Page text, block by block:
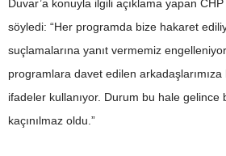
Duvar’a konuyla ilgili açıklama yapan
söyledi: “Her programda bize hakaret
suçlamalarına yanıt vermemiz
programlara davet edilen arkadaşlarımıza
ifadeler kullanıyor. Durum bu hale gelince
kaçınılmaz oldu.”